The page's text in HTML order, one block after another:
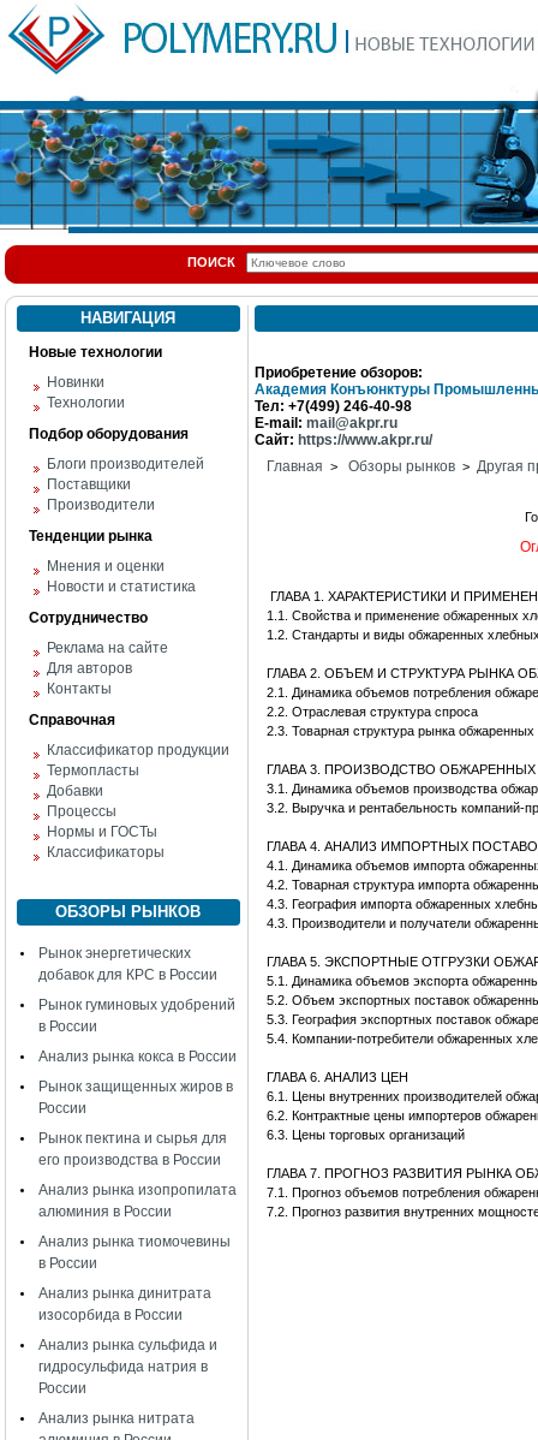
ПОИСК
НАВИГАЦИЯ
Новые технологии
Новинки
Технологии
Подбор оборудования
Блоги производителей
Поставщики
Производители
Тенденции рынка
Мнения и оценки
Новости и статистика
Сотрудничество
Реклама на сайте
Для авторов
Контакты
Справочная
Классификатор продукции
Термопласты
Добавки
Процессы
Нормы и ГОСТы
Классификаторы
ОБЗОРЫ РЫНКОВ
Рынок энергетических
добавок для КРС в России
Рынок гуминовых удобрений
в России
Анализ рынка кокса в России
Рынок защищенных жиров в
России
Рынок пектина и сырья для
его производства в России
Анализ рынка изопропилата
алюминия в России
Анализ рынка тиомочевины
в России
Анализ рынка динитрата
изосорбида в России
Анализ рынка сульфида и
гидросульфида натрия в
России
Анализ рынка нитрата
Приобретение обзоров:
Академия Конъюнктуры
Тел: +7(499) 246-40-98
E-mail: mail@akpr.ru
Сайт: https://www.akpr.ru/
Главная > Обзоры рынков > Другая
ГЛАВА 1. ХАРАКТЕРИСТИКИ И
1.1. Свойства и применение обжаренных
1.2. Стандарты и виды обжаренных
ГЛАВА 2. ОБЪЕМ И СТРУКТУРА РЫНКА
2.1. Динамика объемов потребления
2.2. Отраслевая структура спроса
2.3. Товарная структура рынка обжаренных
ГЛАВА 3. ПРОИЗВОДСТВО
3.1. Динамика объемов производства
3.2. Выручка и рентабельность компаний-
ГЛАВА 4. АНАЛИЗ ИМПОРТНЫХ
4.1. Динамика объемов импорта
4.2. Товарная структура импорта
4.3. География импорта обжаренных
4.3. Производители и получатели
ГЛАВА 5. ЭКСПОРТНЫЕ ОТГРУЗКИ
5.1. Динамика объемов экспорта
5.2. Объем экспортных поставок
5.3. География экспортных поставок
5.4. Компании-потребители обжаренных
ГЛАВА 6. АНАЛИЗ ЦЕН
6.1. Цены внутренних производителей
6.2. Контрактные цены импортеров
6.3. Цены торговых организаций
ГЛАВА 7. ПРОГНОЗ РАЗВИТИЯ РЫНКА
7.1. Прогноз объемов потребления
7.2. Прогноз развития внутренних